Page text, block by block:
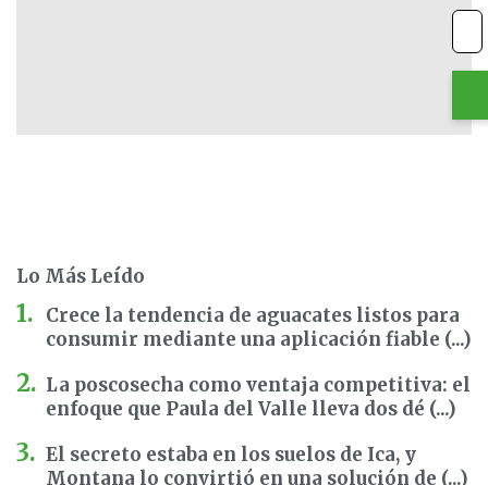
Lo Más Leído
Crece la tendencia de aguacates listos para
consumir mediante una aplicación fiable (...)
La poscosecha como ventaja competitiva: el
enfoque que Paula del Valle lleva dos dé (...)
El secreto estaba en los suelos de Ica, y
Montana lo convirtió en una solución de (...)